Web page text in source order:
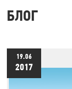
БЛОГ
19.06
2017